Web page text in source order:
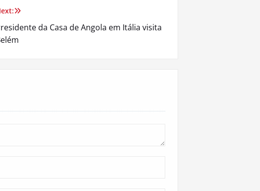
da Casa de Angola em Itália visita